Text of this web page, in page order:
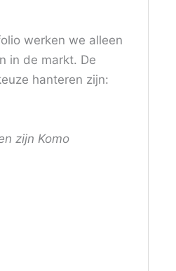
werken we alleen
in de markt. De
hanteren zijn:
zijn Komo